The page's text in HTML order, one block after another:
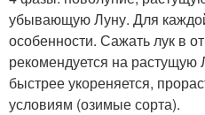
убывающую Луну. Для
особенности. Сажать лук в
рекомендуется на растущую
быстрее укореняется,
условиям (озимые сорта).